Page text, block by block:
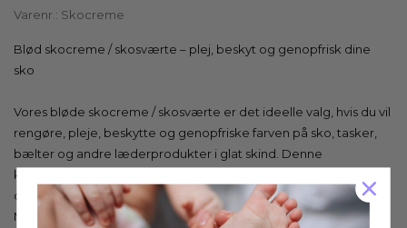
Varenr.: Skocreme
Blød skocreme / skosværte – plej, beskyt og genopfrisk dine
sko
Vores bløde skocreme / skosværte er det ideelle valg, hvis du vil
rengøre, pleje, beskytte og genopfriske farven på sko, tasker,
bælter og andre læderprodukter i glat skind. Denne
kvalitetsrige skosværte nærer læderet i dybden, genopretter
dets oprindelige glans og beskytter mod udtørring og revner.
Med regelmæssig brug sikrer du, at dine sko og lædervarer